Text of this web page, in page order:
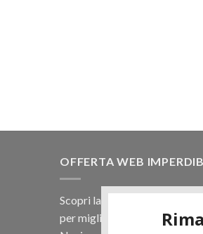
OFFERTA WEB
Scopri la nostra offerta web!
per migliaia di prodotti.